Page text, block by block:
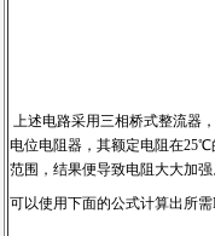
上述电路采用三相桥式整流器
电位电阻器，其额定电阻在25℃
范围，结果便导致电阻大大加
可以使用下面的公式计算出所